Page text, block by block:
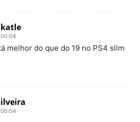
melhor do que do 19 no PS4 slim